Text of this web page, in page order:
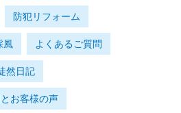
防犯リフォーム
風 よくあるご質問
然日記
お客様の声